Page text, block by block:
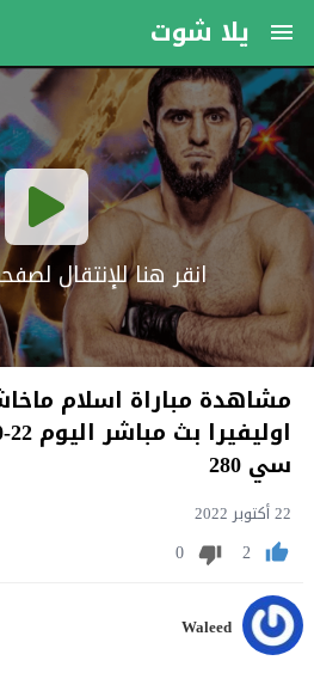
يلا شوت
انقر هنا للإنتقال
مشاهدة مباراة اسلام
سي 280
22 أكتوبر 2022
2
0
Waleed